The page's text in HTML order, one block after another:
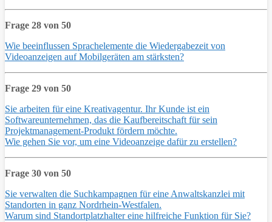
Frage 28 von 50
Wie beeinflussen Sprachelemente die Wiedergabezeit von
Videoanzeigen auf Mobilgeräten am stärksten?
Frage 29 von 50
Sie arbeiten für eine Kreativagentur. Ihr Kunde ist ein
Softwareunternehmen, das die Kaufbereitschaft für sein
Projektmanagement-Produkt fördern möchte.
Wie gehen Sie vor, um eine Videoanzeige dafür zu erstellen?
Frage 30 von 50
Sie verwalten die Suchkampagnen für eine Anwaltskanzlei mit
Standorten in ganz Nordrhein-Westfalen.
Warum sind Standortplatzhalter eine hilfreiche Funktion für Sie?